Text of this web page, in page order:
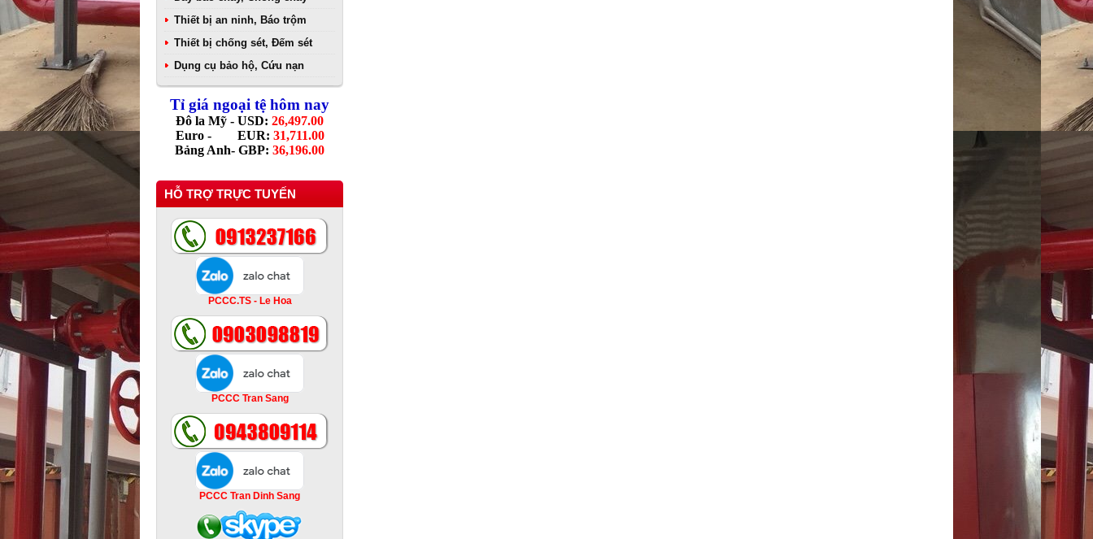
Thiết bị an ninh, Báo trộm
Thiết bị chống sét, Đếm sét
Dụng cụ bảo hộ, Cứu nạn
Tỉ giá ngoại tệ hôm nay
Đô la Mỹ - USD: 26,497.00
Euro - EUR: 31,711.00
Bảng Anh- GBP: 36,196.00
HỖ TRỢ TRỰC TUYẾN
PCCC.TS - Le Hoa
PCCC Tran Sang
PCCC Tran Dinh Sang